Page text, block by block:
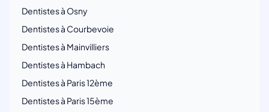
Dentistes à Osny
Dentistes à Courbevoie
Dentistes à Mainvilliers
Dentistes à Hambach
Dentistes à Paris 12ème
Dentistes à Paris 15ème